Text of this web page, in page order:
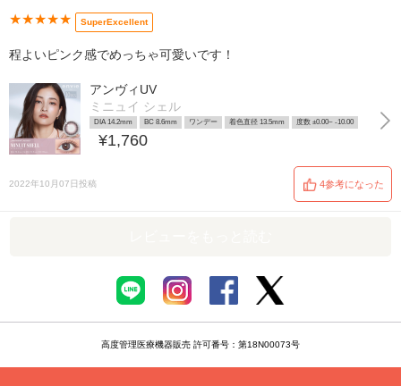
★★★★★ SuperExcellent
程よいピンク感でめっちゃ可愛いです！
アンヴィUV
ミニュイ シェル
DIA 14.2mm BC 8.6mm ワンデー 着色直径 13.5mm 度数 ±0.00~ -10.00
¥1,760
2022年10月07日投稿 4参考になった
高度管理医療機器販売 許可番号：第18N00073号